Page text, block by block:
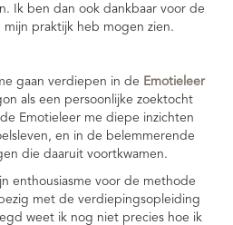
Ik ben dan ook dankbaar voor de
praktijk heb mogen zien.
gaan verdiepen in de Emotieleer
als een persoonlijke zoektocht
Emotieleer me diepe inzichten
en in de belemmerende
die daaruit voortkwamen.
enthousiasme voor de methode
met de verdiepingsopleiding
weet ik nog niet precies hoe ik